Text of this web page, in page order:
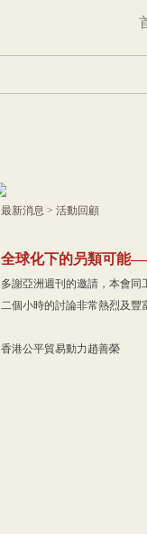
最新消息 > 活動回顧
全球化下的叧類可能
多謝亞洲週刊的邀請，本會
二個小時的討論非常熱烈及豐
香港公平貿易動力趙善榮